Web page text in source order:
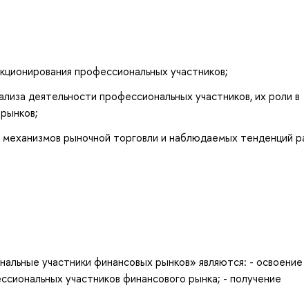
профессиональных участников;
деятельности профессиональных участников, их роли в
рыночной торговли и наблюдаемых тенденций
участники финансовых рынков» являются: - освоение
участников финансового рынка; - получение